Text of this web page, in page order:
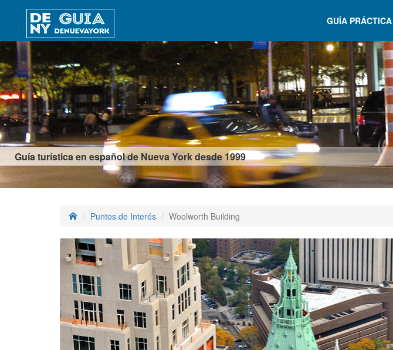
Guía turística en español de Nueva York desde 1999
GUÍA PRÁCTICA
Puntos de Interés Woolworth Building